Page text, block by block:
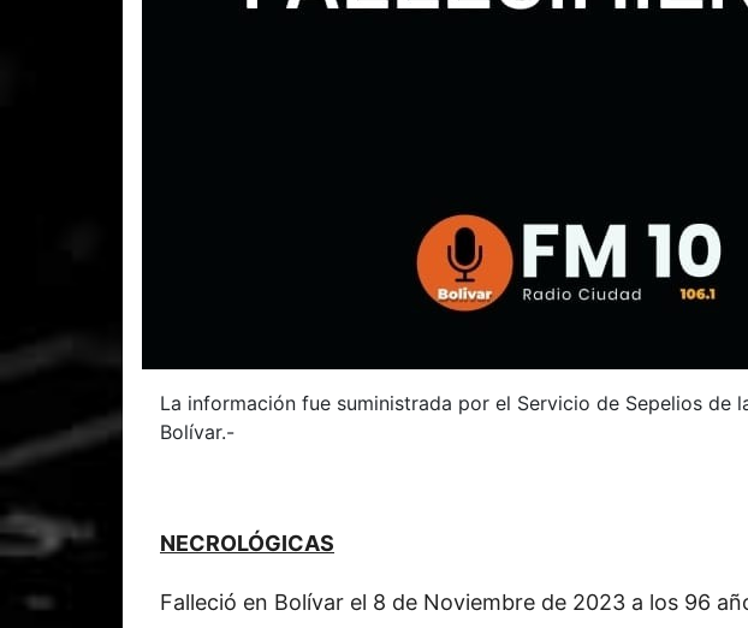
La información fue suministrada por el Servicio de Sepelios de
Bolívar.-
NECROLÓGICAS
Falleció en Bolívar el 8 de Noviembre de 2023 a los 96